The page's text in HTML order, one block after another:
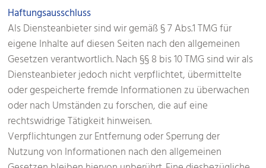
Haftungsausschluss
Als Diensteanbieter sind wir gemäß § 7 Abs.1 TMG für
eigene Inhalte auf diesen Seiten nach den allgemeinen
Gesetzen verantwortlich. Nach §§ 8 bis 10 TMG sind wir als
Diensteanbieter jedoch nicht verpflichtet, übermittelte
oder gespeicherte fremde Informationen zu überwachen
oder nach Umständen zu forschen, die auf eine
rechtswidrige Tätigkeit hinweisen.
Verpflichtungen zur Entfernung oder Sperrung der
Nutzung von Informationen nach den allgemeinen